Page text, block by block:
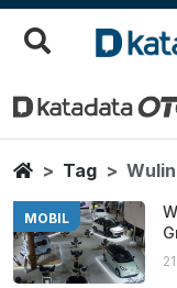
Wuling
Berita
HomeTag
MOBIL